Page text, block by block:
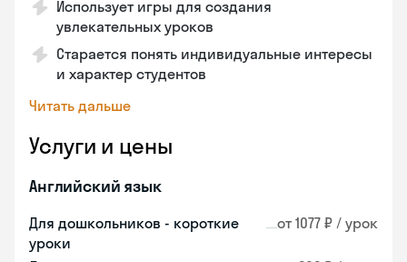
Использует игры для создания
увлекательных уроков
Старается понять индивидуальные интересы
и характер студентов
Читать дальше
Услуги и цены
Английский язык
Для дошкольников - короткие
уроки
от 1077 ₽ / урок